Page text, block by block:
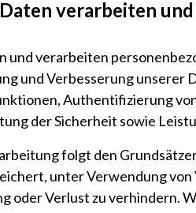
verarbeiten
und verarbeiten
und Verbesserung unserer
Authentifizierung
der Sicherheit sowie
folgt den
unter Verwendung
oder Verlust zu verhindern.